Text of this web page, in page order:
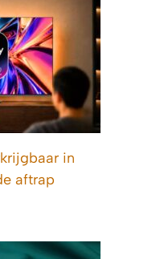
in
aftrap